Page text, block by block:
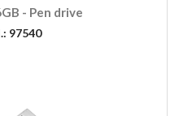
- Pen drive
97540